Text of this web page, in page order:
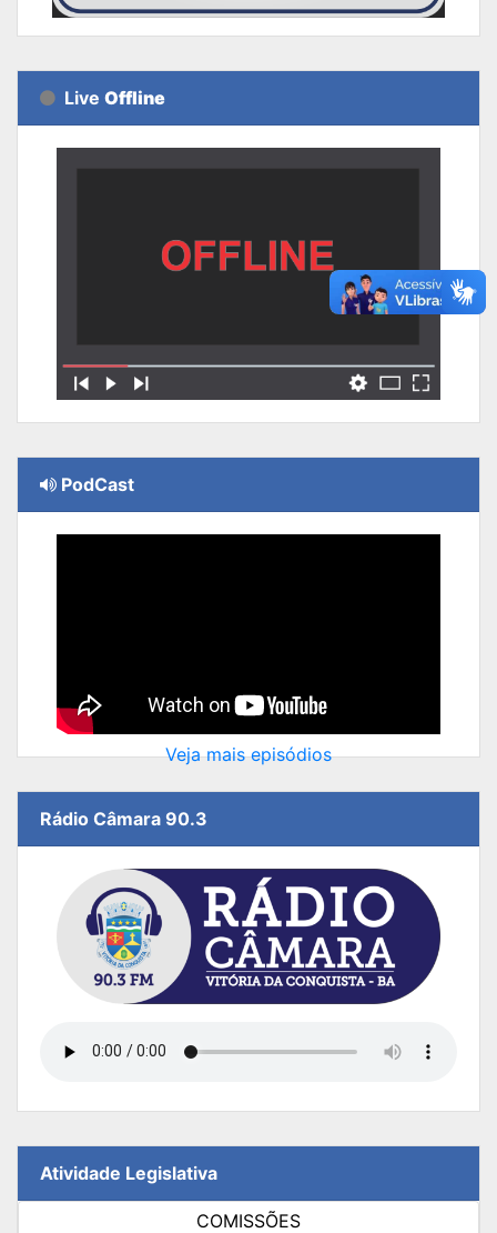
Live Offline
PodCast
Veja mais episódios
Rádio Câmara 90.3
Atividade Legislativa
COMISSÕES